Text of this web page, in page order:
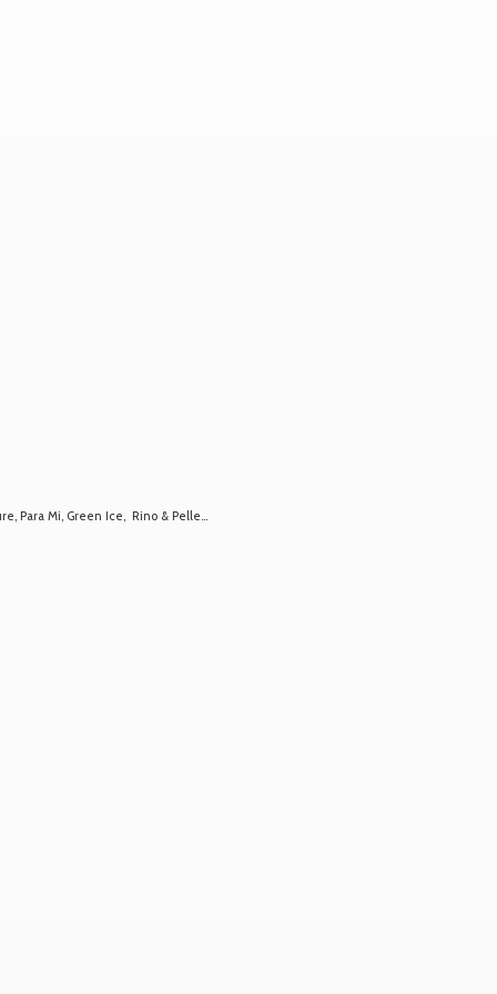
Para Mi, Green Ice, Rino & Pelle...